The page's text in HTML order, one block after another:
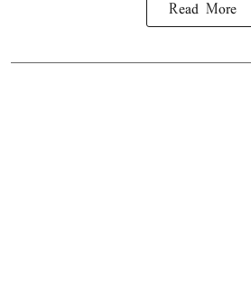
Read More